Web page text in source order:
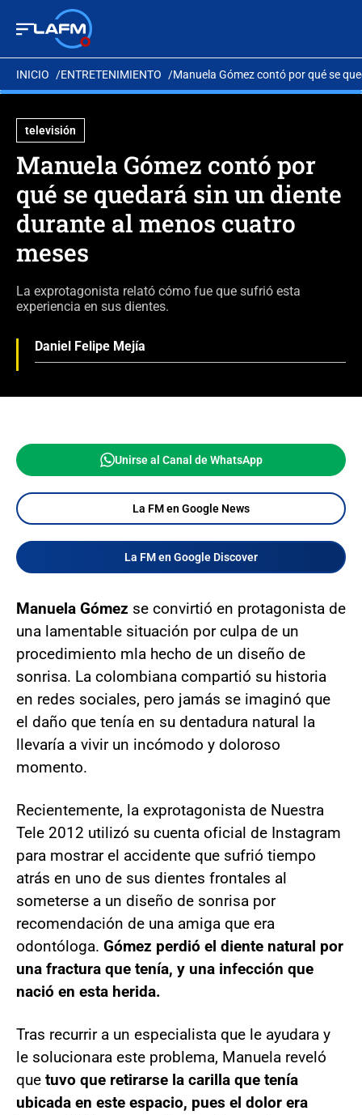
INICIO ENTRETENIMIENTO Manuela Gómez contó por qué se
televisión
Manuela Gómez contó por
qué se quedará sin un diente
durante al menos cuatro
meses
La exprotagonista relató cómo fue que sufrió esta
experiencia en sus dientes.
Daniel Felipe Mejía
Unirse al Canal de WhatsApp
La FM en Google News
La FM en Google Discover
Manuela Gómez se convirtió en protagonista de
una lamentable situación por culpa de un
procedimiento mla hecho de un diseño de
sonrisa. La colombiana compartió su historia
en redes sociales, pero jamás se imaginó que
el daño que tenía en su dentadura natural la
llevaría a vivir un incómodo y doloroso
momento.
Recientemente, la exprotagonista de Nuestra
Tele 2012 utilizó su cuenta oficial de Instagram
para mostrar el accidente que sufrió tiempo
atrás en uno de sus dientes frontales al
someterse a un diseño de sonrisa por
recomendación de una amiga que era
odontóloga. Gómez perdió el diente natural por
una fractura que tenía, y una infección que
nació en esta herida.
Tras recurrir a un especialista que le ayudara y
le solucionara este problema, Manuela reveló
que tuvo que retirarse la carilla que tenía
ubicada en este espacio, pues el dolor era